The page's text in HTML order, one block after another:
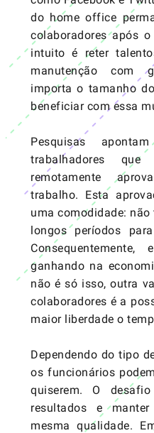
do home office
colaboradores após
intuito é reter
manutenção com
importa o tamanho
beneficiar com essa
Pesquisas
trabalhadores
remotamente
trabalho. Esta
uma comodidade:
longos períodos
ganhando na
não é só isso, outra
colaboradores é a
maior liberdade o
Dependendo do tipo
os funcionários
quiserem. O
resultados e
mesma qualidade.